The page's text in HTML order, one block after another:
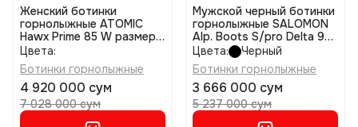
Женский ботинки
горнолыжные ATOMIC
Hawx Prime 85 W размер
22,5
Цвета:
Ботинки горнолыжные
4 920 000 сум
7 028 000 сум
Мужской черный ботинки
горнолыжные SALOMON
Alp. Boots S/pro Delta 90
Gw размер 29/29,5
Цвета:
Черный
Ботинки горнолыжные
3 666 000 сум
5 237 000 сум